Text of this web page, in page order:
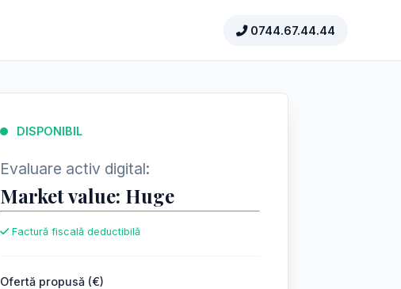
0744.67.44.44
DISPONIBIL
Evaluare activ digital:
Market value: Huge
Factură fiscală deductibilă
Ofertă propusă (€)